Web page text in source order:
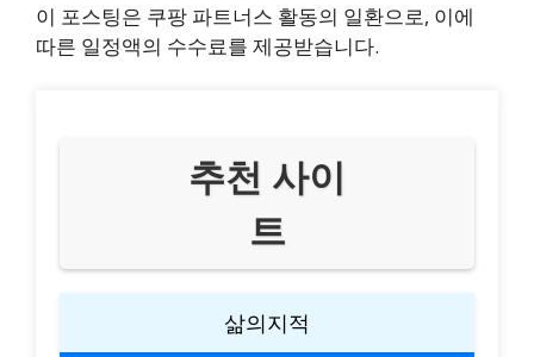
이 포스팅은 쿠팡 파트너스 활동의 일환으로, 이에
따른 일정액의 수수료를 제공받습니다.
추천 사이
트
삶의지적